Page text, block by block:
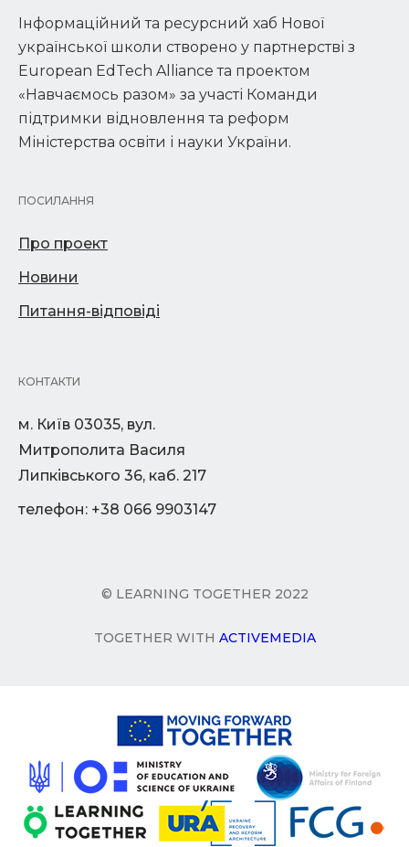
Інформаційний та ресурсний хаб Нової
української школи створено у партнерстві з
European EdTech Alliance та проектом
«Навчаємось разом» за участі Команди
підтримки відновлення та реформ
Міністерства освіти і науки України.
ПОСИЛАННЯ
Про проект
Новини
Питання-відповіді
КОНТАКТИ
м. Київ 03035, вул.
Митрополита Василя
Липківського 36, каб. 217
телефон: +38 066 9903147
© LEARNING TOGETHER 2022
TOGETHER WITH ACTIVEMEDIA